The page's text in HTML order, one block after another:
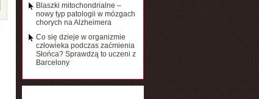
Blaszki mitochondrialne –
nowy typ patologii w mózgach
chorych na Alzheimera
Co się dzieje w organizmie
człowieka podczas zaćmienia
Słońca? Sprawdzą to uczeni z
Barcelony